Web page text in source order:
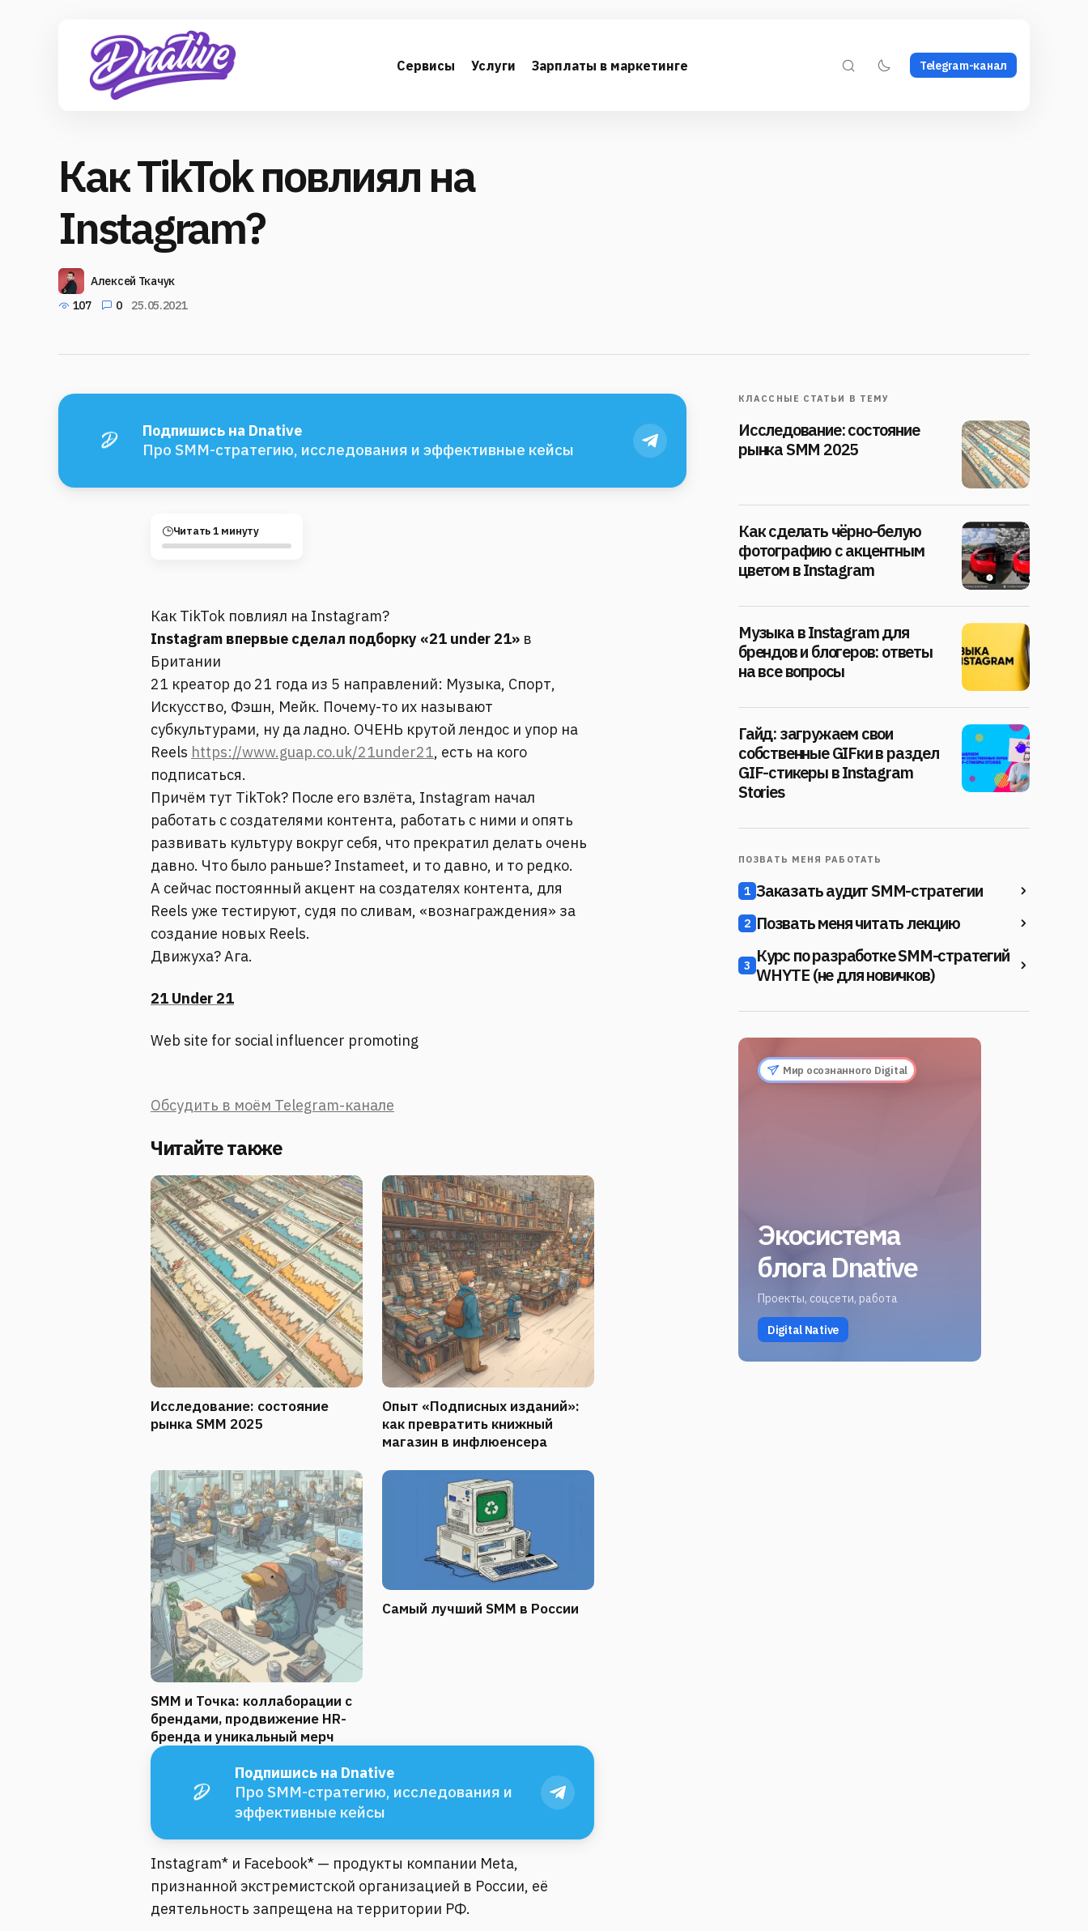
Сервисы Услуги Зарплаты в маркетинге Telegram-канал
Как TikTok повлиял на
Instagram?
Алексей Ткачук
107
0 25.05.2021
Подпишись на Dnative
Про SMM-стратегию, исследования и эффективные кейсы
Читать 1 минуту
Как TikTok повлиял на Instagram?
Instagram впервые сделал подборку «21 under 21» в
Британии
21 креатор до 21 года из 5 направлений: Музыка, Спорт,
Искусство, Фэшн, Мейк. Почему-то их называют
субкультурами, ну да ладно. ОЧЕНЬ крутой лендос и упор на
Reels https://www.guap.co.uk/21under21, есть на кого
подписаться.
Причём тут TikTok? После его взлёта, Instagram начал
работать с создателями контента, работать с ними и опять
развивать культуру вокруг себя, что прекратил делать очень
давно. Что было раньше? Instameet, и то давно, и то редко.
А сейчас постоянный акцент на создателях контента, для
Reels уже тестируют, судя по сливам, «вознаграждения» за
создание новых Reels.
Движуха? Ага.
21 Under 21
Web site for social influencer promoting
Обсудить в моём Telegram-канале
Читайте также
Исследование: состояние
рынка SMM 2025
Опыт «Подписных изданий»:
как превратить книжный
магазин в инфлюенсера
SMM и Точка: коллаборации с
брендами, продвижение HR-
бренда и уникальный мерч
Самый лучший SMM в России
Подпишись на Dnative
Про SMM-стратегию, исследования и
эффективные кейсы
Instagram* и Facebook* — продукты компании Meta,
признанной экстремистской организацией в России, её
деятельность запрещена на территории РФ.
КЛАССНЫЕ СТАТЬИ В ТЕМУ
Исследование: состояние
рынка SMM 2025
Как сделать чёрно-белую
фотографию с акцентным
цветом в Instagram
Музыка в Instagram для
брендов и блогеров: ответы
на все вопросы
Гайд: загружаем свои
собственные GIFки в раздел
GIF-стикеры в Instagram
Stories
ПОЗВАТЬ МЕНЯ РАБОТАТЬ
1 Заказать аудит SMM-стратегии
2 Позвать меня читать лекцию
3 Курс по разработке SMM-стратегий
WHYTE (не для новичков)
Мир осознанного Digital
Экосистема
блога Dnative
Проекты, соцсети, работа
Digital Native